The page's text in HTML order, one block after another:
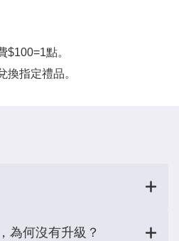
$100=1點。
換指定禮品。
為何沒有升級？